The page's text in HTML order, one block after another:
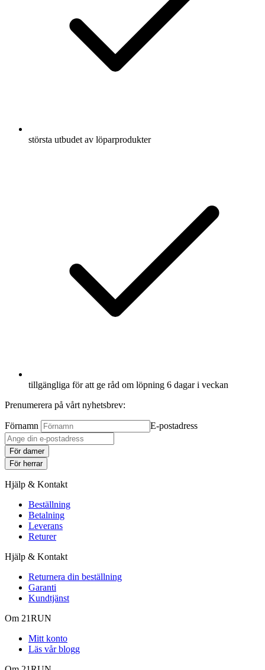
största utbudet av löparprodukter
tillgängliga för att ge råd om löpning 6 dagar i veckan
Prenumerera på vårt nyhetsbrev:
Förnamn E-postadress
För damer
För herrar
Hjälp & Kontakt
Beställning
Betalning
Leverans
Returer
Hjälp & Kontakt
Returnera din beställning
Garanti
Kundtjänst
Om 21RUN
Mitt konto
Läs vår blogg